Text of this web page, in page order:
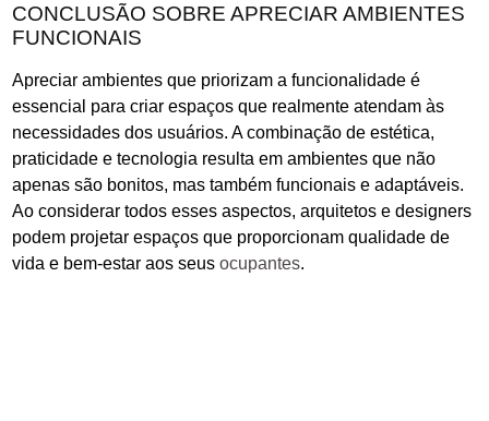
CONCLUSÃO SOBRE APRECIAR AMBIENTES
FUNCIONAIS
Apreciar ambientes que priorizam a funcionalidade é
essencial para criar espaços que realmente atendam às
necessidades dos usuários. A combinação de estética,
praticidade e tecnologia resulta em ambientes que não
apenas são bonitos, mas também funcionais e adaptáveis.
Ao considerar todos esses aspectos, arquitetos e designers
podem projetar espaços que proporcionam qualidade de
vida e bem-estar aos seus ocupantes.